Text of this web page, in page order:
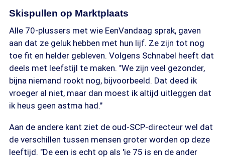
Skispullen op Marktplaats
Alle 70-plussers met wie EenVandaag sprak, gaven
aan dat ze geluk hebben met hun lijf. Ze zijn tot nog
toe fit en helder gebleven. Volgens Schnabel heeft dat
deels met leefstijl te maken. "We zijn veel gezonder,
bijna niemand rookt nog, bijvoorbeeld. Dat deed ik
vroeger al niet, maar dan moest ik altijd uitleggen dat
ik heus geen astma had."
Aan de andere kant ziet de oud-SCP-directeur wel dat
de verschillen tussen mensen groter worden op deze
leeftijd. "De een is echt op als 'ie 75 is en de ander